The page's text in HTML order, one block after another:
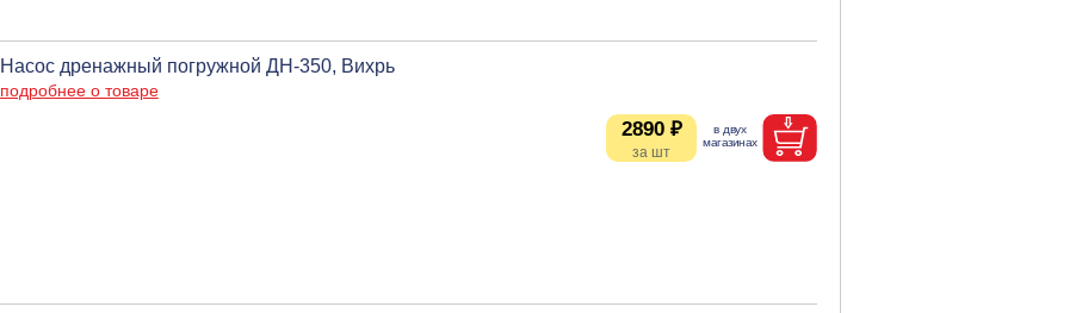
Насос дренажный погружной ДН-350, Вихрь
подробнее о товаре
2890 ₽